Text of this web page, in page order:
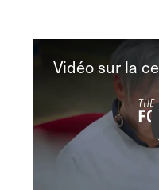
Vidéo sur la